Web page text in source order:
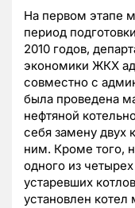
На первом этапе
период
2010 годов,
экономики ЖКХ
совместно с
была проведена
нефтяной
себя замену двух
ним. Кроме того,
одного из
устаревших
установлен